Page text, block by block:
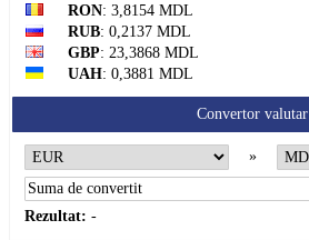
RON: 3,8154 MDL
RUB: 0,2137 MDL
GBP: 23,3868 MDL
UAH: 0,3881 MDL
Convertor valutar
»
Rezultat: -